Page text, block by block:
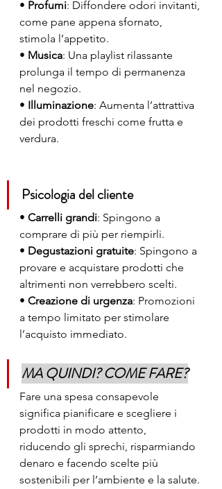
• Profumi: Diffondere odori invitanti,
come pane appena sfornato,
stimola l’appetito.
• Musica: Una playlist rilassante
prolunga il tempo di permanenza
nel negozio.
• Illuminazione: Aumenta l’attrattiva
dei prodotti freschi come frutta e
verdura.
Psicologia del cliente
• Carrelli grandi: Spingono a
comprare di più per riempirli.
• Degustazioni gratuite: Spingono a
provare e acquistare prodotti che
altrimenti non verrebbero scelti.
• Creazione di urgenza: Promozioni
a tempo limitato per stimolare
l’acquisto immediato.
MA QUINDI? COME FARE?
Fare una spesa consapevole
significa pianificare e scegliere i
prodotti in modo attento,
riducendo gli sprechi, risparmiando
denaro e facendo scelte più
sostenibili per l’ambiente e la salute.